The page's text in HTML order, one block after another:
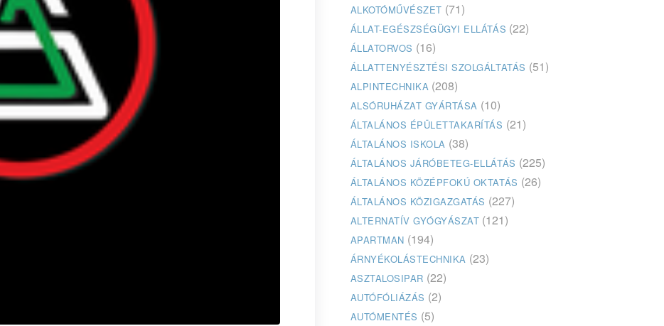
ALKOTÓMŰVÉSZET (71)
ÁLLAT-EGÉSZSÉGÜGYI ELLÁTÁS (22)
ÁLLATORVOS (16)
ÁLLATTENYÉSZTÉSI SZOLGÁLTATÁS (51)
ALPINTECHNIKA (208)
ALSÓRUHÁZAT GYÁRTÁSA (10)
ÁLTALÁNOS ÉPÜLETTAKARÍTÁS (21)
ÁLTALÁNOS ISKOLA (38)
ÁLTALÁNOS JÁRÓBETEG-ELLÁTÁS (225)
ÁLTALÁNOS KÖZÉPFOKÚ OKTATÁS (26)
ÁLTALÁNOS KÖZIGAZGATÁS (227)
ALTERNATÍV GYÓGYÁSZAT (121)
APARTMAN (194)
ÁRNYÉKOLÁSTECHNIKA (23)
ASZTALOSIPAR (22)
AUTÓFÓLIÁZÁS (2)
AUTÓMENTÉS (5)